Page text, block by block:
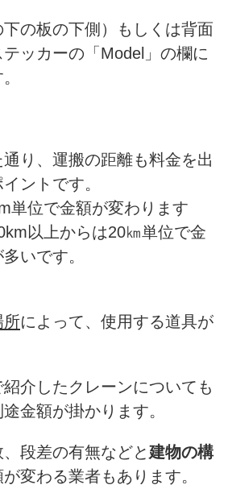
の板の下側）もしくは背面
ッカーの「Model」の欄に
り、運搬の距離も料金を出
ントです。
単位で金額が変わります
以上からは20㎞単位で金
いです。
所によって、使用する道具が
紹介したクレーンについても
金額が掛かります。
段差の有無などと建物の構
変わる業者もあります。